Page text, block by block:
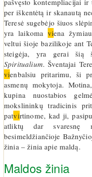
pašvęsto kontempliacijai
per iškentėtą ir skanautą
Teresė sugebėjo šiuos
yra laikoma viena
veltui šioje bazilikoje ant
steigėja, yra gerai šią
Spiritualium. Šventajai
vienbalsiu pritarimu, ši
asmenų mokytoja.
kupina nuostabios
mokslininkų tradicinis
patvirtinome, kad ji,
atliktų dar
besimeldžiančioje
žinia – žinia apie maldą.
Maldos žinia